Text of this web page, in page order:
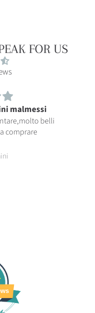
FOR US
malmessi
belli
comprare